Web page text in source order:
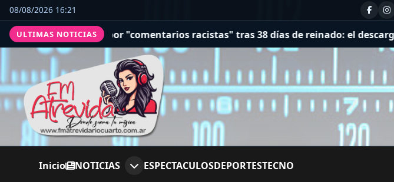
08/08/2026 16:21
ULTIMAS NOTICIAS
por "comentarios racistas" tras 38 días de reinado: el descargo de la modelo
Inicio NOTICIAS ESPECTACULOSDEPORTESTECNO